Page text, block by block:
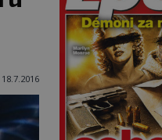
18.7.2016